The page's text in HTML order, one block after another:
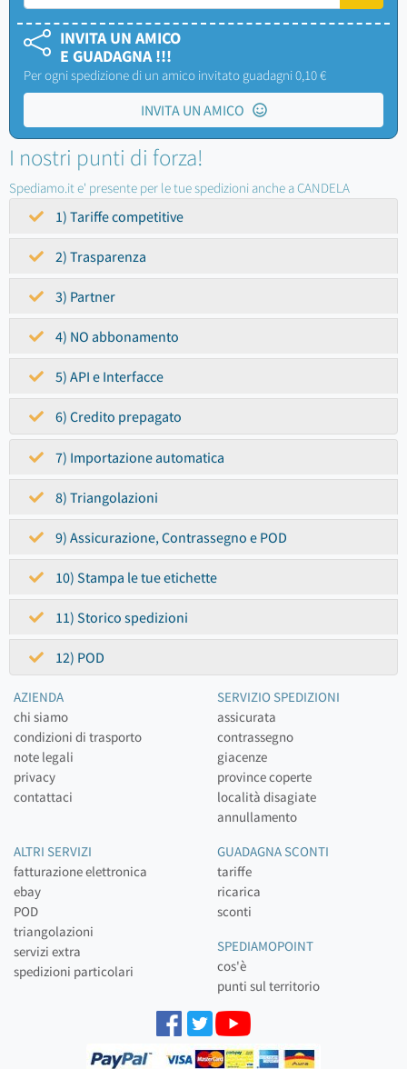
INVITA UN AMICO
E GUADAGNA !!!
Per ogni spedizione di un amico invitato guadagni 0,10 €
INVITA UN AMICO
I nostri punti di forza!
Spediamo.it e' presente per le tue spedizioni anche a CANDELA
1) Tariffe competitive
2) Trasparenza
3) Partner
4) NO abbonamento
5) API e Interfacce
6) Credito prepagato
7) Importazione automatica
8) Triangolazioni
9) Assicurazione, Contrassegno e POD
10) Stampa le tue etichette
11) Storico spedizioni
12) POD
AZIENDA
chi siamo
condizioni di trasporto
note legali
privacy
contattaci
SERVIZIO SPEDIZIONI
assicurata
contrassegno
giacenze
province coperte
località disagiate
annullamento
ALTRI SERVIZI
fatturazione elettronica
ebay
POD
triangolazioni
servizi extra
spedizioni particolari
GUADAGNA SCONTI
tariffe
ricarica
sconti
SPEDIAMOPOINT
cos'è
punti sul territorio